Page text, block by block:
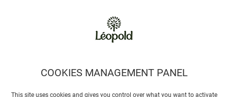
COOKIES MANAGEMENT PANEL
This site uses cookies and gives you control over what you want to activate